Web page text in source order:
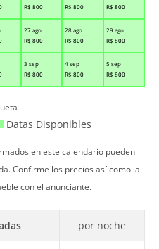
R$ 800
R$ 800
R$ 800
27 ago
R$ 800
28 ago
R$ 800
29 ago
R$ 800
3 sep
R$ 800
4 sep
R$ 800
5 sep
R$ 800
Datas Disponibles
en este calendario pueden
Confirme los precios así como la
con el anunciante.
por noche